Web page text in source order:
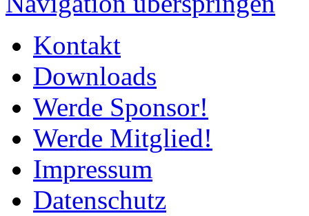
Kontakt
Downloads
Werde Sponsor!
Werde Mitglied!
Impressum
Datenschutz